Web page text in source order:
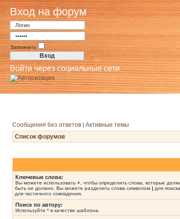
Вход на форум
Запомнить
Войти через социальные сети
Сообщения без ответов | Активные темы
Список форумов
Ключевые слова:
Вы можете использовать + , чтобы определить слова, которые
быть не должно. Вы можете разделить слова символом | для
для частичного совпадения.
Поиск по автору:
Используйте * в качестве шаблона.